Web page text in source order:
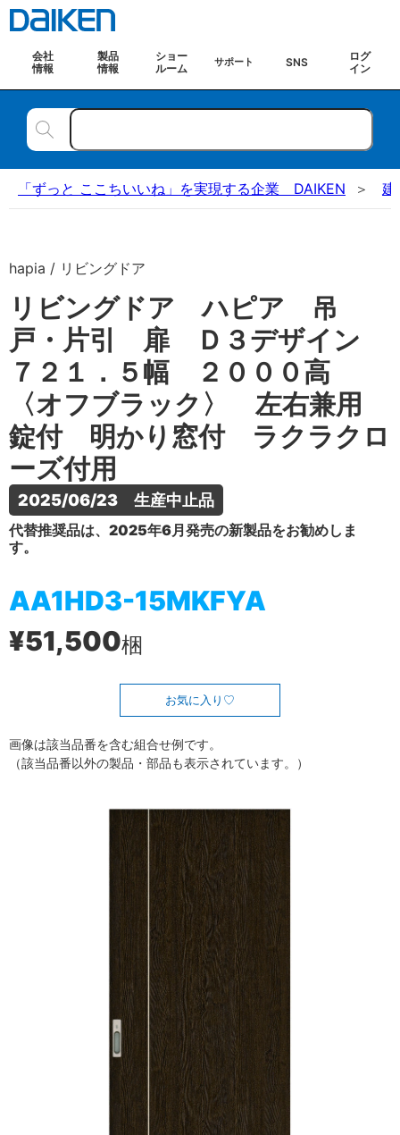
会社
情報
製品
情報
ショー
ルーム
サポート SNS
ログ
イン
「ずっと ここちいいね」を実現する企業 DAIKEN 建
hapia / リビングドア
リビングドア ハピア 吊
戸・片引 扉 Ｄ３デザイン
７２１．５幅 ２０００高
〈オフブラック〉 左右兼用
錠付 明かり窓付 ラクラクロ
ーズ付用
2025/06/23　生産中止品
代替推奨品は、2025年6月発売の新製品をお勧めしま
す。
AA1HD3-15MKFYA
¥51,500梱
お気に入り
画像は該当品番を含む組合せ例です。
（該当品番以外の製品・部品も表示されています。）